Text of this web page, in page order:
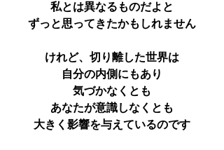
私とは異なるものだよと
ずっと思ってきたかもしれません
けれど、切り離した世界は
自分の内側にもあり
気づかなくとも
あなたが意識しなくとも
大きく影響を与えているのです